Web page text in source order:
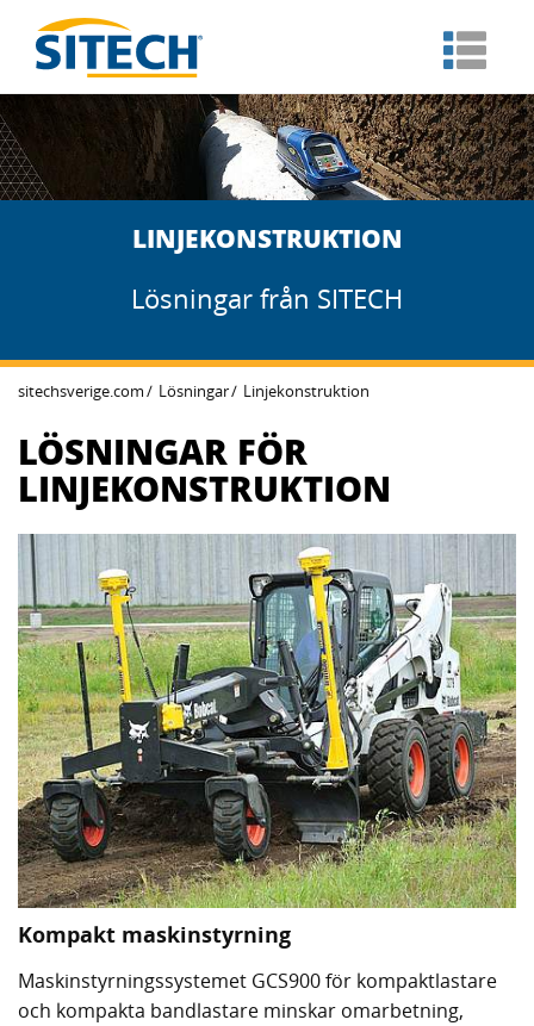
LINJEKONSTRUKTION
Lösningar från SITECH
sitechsverige.com Lösningar Linjekonstruktion
LÖSNINGAR FÖR
LINJEKONSTRUKTION
Kompakt maskinstyrning
Maskinstyrningssystemet GCS900 för kompaktlastare
och kompakta bandlastare minskar omarbetning,